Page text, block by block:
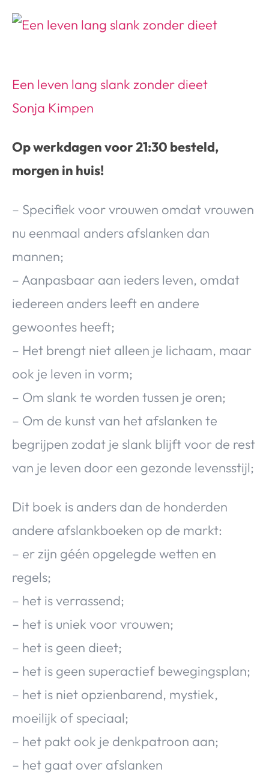
Een leven lang slank zonder dieet
Sonja Kimpen
Op werkdagen voor 21:30 besteld,
morgen in huis!
– Specifiek voor vrouwen omdat vrouwen
nu eenmaal anders afslanken dan
mannen;
– Aanpasbaar aan ieders leven, omdat
iedereen anders leeft en andere
gewoontes heeft;
– Het brengt niet alleen je lichaam, maar
ook je leven in vorm;
– Om slank te worden tussen je oren;
– Om de kunst van het afslanken te
begrijpen zodat je slank blijft voor de rest
van je leven door een gezonde levensstijl;
Dit boek is anders dan de honderden
andere afslankboeken op de markt:
– er zijn géén opgelegde wetten en
regels;
– het is verrassend;
– het is uniek voor vrouwen;
– het is geen dieet;
– het is geen superactief bewegingsplan;
– het is niet opzienbarend, mystiek,
moeilijk of speciaal;
– het pakt ook je denkpatroon aan;
– het gaat over afslanken